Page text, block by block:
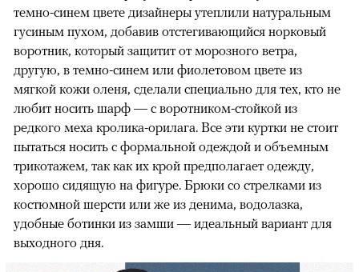
темно-синем цвете дизайнеры утеплили натуральным
гусиным пухом, добавив отстегивающийся норковый
воротник, который защитит от морозного ветра,
другую, в темно-синем или фиолетовом цвете из
мягкой кожи оленя, сделали специально для тех, кто не
любит носить шарф — с воротником-стойкой из
редкого меха кролика-орилага. Все эти куртки не стоит
пытаться носить с формальной одеждой и объемным
трикотажем, так как их крой предполагает одежду,
хорошо сидящую на фигуре. Брюки со стрелками из
костюмной шерсти или же из денима, водолазка,
удобные ботинки из замши — идеальный вариант для
выходного дня.